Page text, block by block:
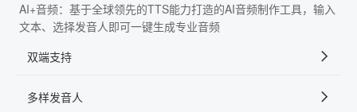
AI+音频：基于全球领先的TTS能力打造的AI音频制作工具，输入
文本、选择发音人即可一键生成专业音频
双端支持
多样发音人